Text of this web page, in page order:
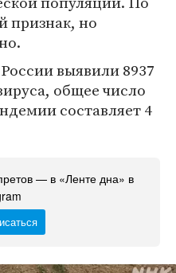
признак, но
выявили 8937
общее число
составляет 4
— в «Ленте дна» в